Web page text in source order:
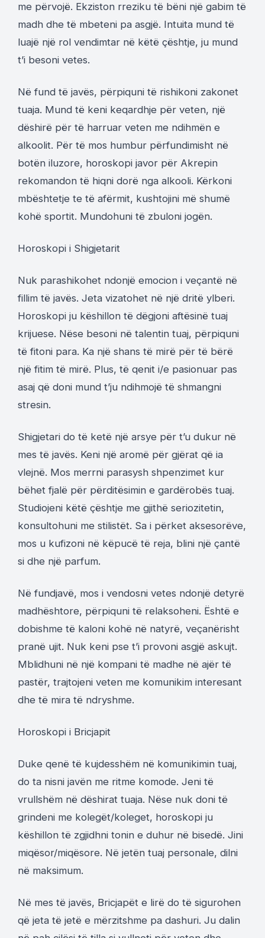
me përvojë. Ekziston rreziku të bëni një gabim të
madh dhe të mbeteni pa asgjë. Intuita mund të
luajë një rol vendimtar në këtë çështje, ju mund
t’i besoni vetes.
Në fund të javës, përpiquni të rishikoni zakonet
tuaja. Mund të keni keqardhje për veten, një
dëshirë për të harruar veten me ndihmën e
alkoolit. Për të mos humbur përfundimisht në
botën iluzore, horoskopi javor për Akrepin
rekomandon të hiqni dorë nga alkooli. Kërkoni
mbështetje te të afërmit, kushtojini më shumë
kohë sportit. Mundohuni të zbuloni jogën.
Horoskopi i Shigjetarit
Nuk parashikohet ndonjë emocion i veçantë në
fillim të javës. Jeta vizatohet në një dritë ylberi.
Horoskopi ju këshillon të dëgjoni aftësinë tuaj
krijuese. Nëse besoni në talentin tuaj, përpiquni
të fitoni para. Ka një shans të mirë për të bërë
një fitim të mirë. Plus, të qenit i/e pasionuar pas
asaj që doni mund t’ju ndihmojë të shmangni
stresin.
Shigjetari do të ketë një arsye për t’u dukur në
mes të javës. Keni një aromë për gjërat që ia
vlejnë. Mos merrni parasysh shpenzimet kur
bëhet fjalë për përditësimin e gardërobës tuaj.
Studiojeni këtë çështje me gjithë seriozitetin,
konsultohuni me stilistët. Sa i përket aksesorëve,
mos u kufizoni në këpucë të reja, blini një çantë
si dhe një parfum.
Në fundjavë, mos i vendosni vetes ndonjë detyrë
madhështore, përpiquni të relaksoheni. Është e
dobishme të kaloni kohë në natyrë, veçanërisht
pranë ujit. Nuk keni pse t’i provoni asgjë askujt.
Mblidhuni në një kompani të madhe në ajër të
pastër, trajtojeni veten me komunikim interesant
dhe të mira të ndryshme.
Horoskopi i Bricjapit
Duke qenë të kujdesshëm në komunikimin tuaj,
do ta nisni javën me ritme komode. Jeni të
vrullshëm në dëshirat tuaja. Nëse nuk doni të
grindeni me kolegët/koleget, horoskopi ju
këshillon të zgjidhni tonin e duhur në bisedë. Jini
miqësor/miqësore. Në jetën tuaj personale, dilni
në maksimum.
Në mes të javës, Bricjapët e lirë do të sigurohen
që jeta të jetë e mërzitshme pa dashuri. Ju dalin